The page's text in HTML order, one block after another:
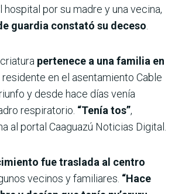
hospital por su madre y una vecina,
guardia constató su deceso.
pertenece a una familia en
residente en el asentamiento Cable
y desde hace días venía
respiratorio. “Tenía tos”,
al portal Caaguazú Noticias Digital.
fue traslada al centro
vecinos y familiares. “Hace